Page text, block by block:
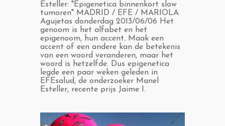
​Esteller: "Epigenetica binnenkort slow
tumoren" MADRID / EFE / MARIOLA
Agujetas donderdag 2013/06/06 Het
genoom is het alfabet en het
epigenoom, hun accent. Maak een
accent of een andere kan de betekenis
van een woord veranderen, maar het
woord is hetzelfde. Dus epigenetica
legde een paar weken geleden in
EFEsalud, de onderzoeker Manel
Esteller, recente prijs Jaime I.